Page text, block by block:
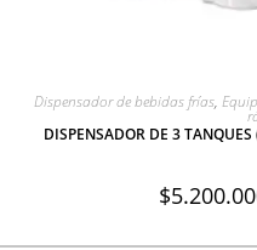
Dispensador de bebidas frías,
DISPENSADOR DE 3
$